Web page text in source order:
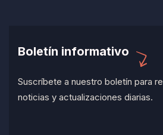
Boletín informativo
Suscríbete a nuestro boletín para
noticias y actualizaciones diarias.